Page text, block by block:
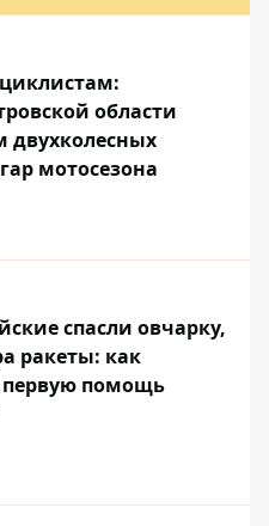
области
двухколесных
мотосезона
спасли овчарку,
ракеты: как
первую помощь